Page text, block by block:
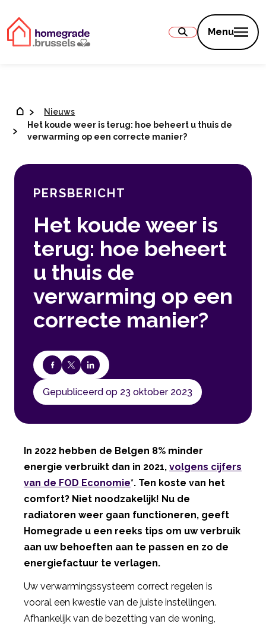
Menu
Nieuws
Het koude weer is terug: hoe beheert u thuis de
verwarming op een correcte manier?
PERSBERICHT
Het koude weer is
terug: hoe beheert
u thuis de
verwarming op een
correcte manier?
Gepubliceerd op 23 oktober 2023
In 2022 hebben de Belgen 8% minder
energie verbruikt dan in 2021, volgens cijfers
van de FOD Economie*. Ten koste van het
comfort? Niet noodzakelijk! Nu de
radiatoren weer gaan functioneren, geeft
Homegrade u een reeks tips om uw verbruik
aan uw behoeften aan te passen en zo de
energiefactuur te verlagen.
Uw verwarmingssysteem correct regelen is
vooral een kwestie van de juiste instellingen.
Afhankelijk van de bezetting van de woning,